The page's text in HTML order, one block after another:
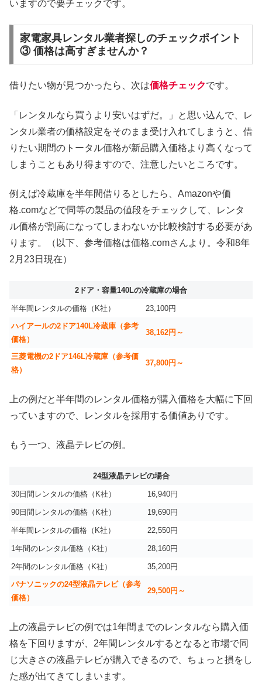
いますので要チェックです。
家電家具レンタル業者探しのチェックポイント
③ 価格は高すぎませんか？
借りたい物が見つかったら、次は価格チェックです。
「レンタルなら買うより安いはずだ。」と思い込んで、レ
ンタル業者の価格設定をそのまま受け入れてしまうと、借
りたい期間のトータル価格が新品購入価格より高くなって
しまうこともあり得ますので、注意したいところです。
例えば冷蔵庫を半年間借りるとしたら、Amazonや価
格.comなどで同等の製品の値段をチェックして、レンタ
ル価格が割高になってしまわないか比較検討する必要があ
ります。（以下、参考価格は価格.comさんより。令和8年
2月23日現在）
2ドア・容量140Lの冷蔵庫の場合
半年間レンタルの価格（K社）
23,100円
ハイアールの2ドア140L冷蔵庫（参考
価格）
38,162円～
三菱電機の2ドア146L冷蔵庫（参考価
格）
37,800円～
上の例だと半年間のレンタル価格が購入価格を大幅に下回
っていますので、レンタルを採用する価値ありです。
もう一つ、液晶テレビの例。
24型液晶テレビの場合
30日間レンタルの価格（K社） 16,940円
90日間レンタルの価格（K社） 19,690円
半年間レンタルの価格（K社） 22,550円
1年間のレンタル価格（K社） 28,160円
2年間のレンタル価格（K社）
35,200円
パナソニックの24型液晶テレビ（参考
価格）
29,500円～
上の液晶テレビの例では1年間までのレンタルなら購入価
格を下回りますが、2年間レンタルするとなると市場で同
じ大きさの液晶テレビが購入できるので、ちょっと損をし
た感が出てきてしまいます。